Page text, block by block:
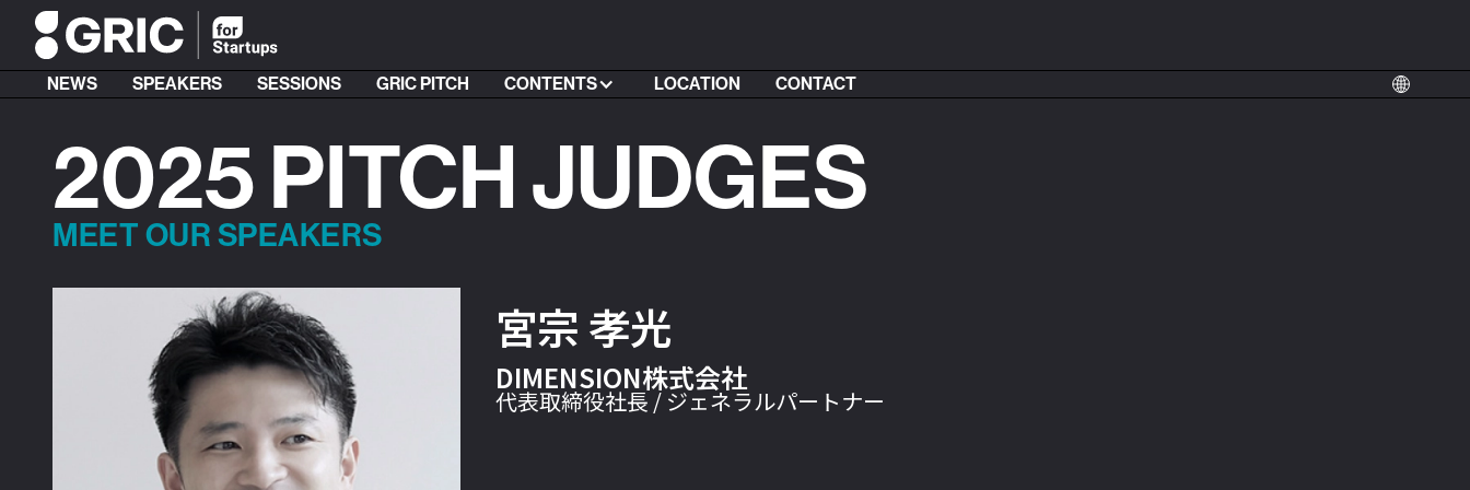
NEWS SPEAKERS SESSIONS GRIC PITCH CONTENTS LOCATION CONTACT
2025 PITCH JUDGES
MEET OUR SPEAKERS
宮宗 孝光
DIMENSION株式会社
代表取締役社長 / ジェネラルパートナー